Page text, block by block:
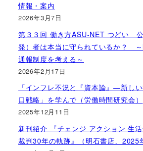
情報・案内
2026年3月7日
第３３回 働き方ASU-NET つどい
発）者は本当に守られているか？
通報制度を考える～
2026年2月17日
「インフレ不況と『資本論』―新し
口戦略」を学んで（労働時間研究会）
2025年12月11日
新刊紹介 『チェンジ アクション 生
裁判30年の軌跡』（明石書店、2025